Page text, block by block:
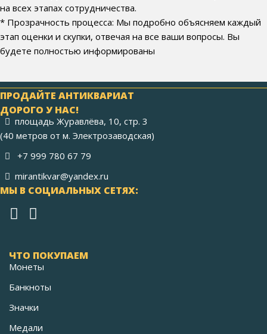
на всех этапах сотрудничества.
* Прозрачность процесса: Мы подробно объясняем каждый
этап оценки и скупки, отвечая на все ваши вопросы. Вы
будете полностью информированы
ПРОДАЙТЕ АНТИКВАРИАТ
ДОРОГО У НАС!
площадь Журавлёва, 10, стр. 3
(40 метров от м. Электрозаводская)
+7 999 780 67 79
mirantikvar@yandex.ru
МЫ В СОЦИАЛЬНЫХ СЕТЯХ:
ЧТО ПОКУПАЕМ
Монеты
Банкноты
Значки
Медали